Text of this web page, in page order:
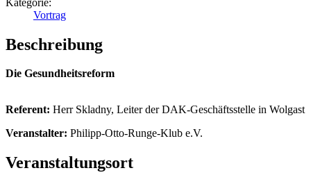
Vortrag
Beschreibung
Die Gesundheitsreform
Referent: Herr Skladny, Leiter der DAK-Geschäftsstelle in Wolgast
Veranstalter: Philipp-Otto-Runge-Klub e.V.
Veranstaltungsort